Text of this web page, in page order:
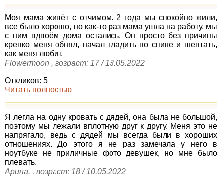
Моя мама живёт с отчимом. 2 года мы спокойно жили,
все было хорошо, но как-то раз мама ушла на работу, мы
с ним вдвоём дома остались. Он просто без причины
крепко меня обнял, начал гладить по спине и шептать,
как меня любит.
Flowermoon , возраст: 17 / 13.05.2022
Откликов: 5
Читать полностью
Я легла на одну кровать с дядей, она была не большой,
поэтому мы лежали вплотную друг к другу. Меня это не
напрягало, ведь с дядей мы всегда были в хороших
отношениях. До этого я не раз замечала у него в
ноутбуке не приличные фото девушек, но мне было
плевать.
Арина. , возраст: 18 / 10.05.2022